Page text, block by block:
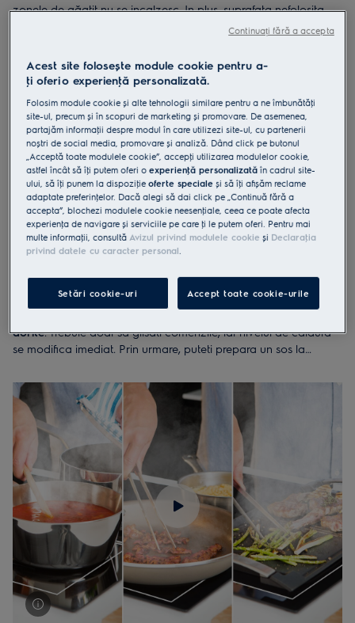
zonele de găatit nu se incalzesc. In plus, suprafata nefolosita
ramane rece, motiv pentru care plitele cu inductie sunt mai
permite acumularea murdariei. Prin urmare, veti dedica mai
putin timp curateniei si mai mult timp savurarii preparatelor.
Caldura potrivita, intr-o clipa
dorite. Trebuie doar sa glisati comenzile, iar nivelul de caldura
se modifica imediat. Prin urmare, puteti prepara un sos la
precis al caldurii inseamna mai putina risipa de energie.
Acest site folosește module cookie pentru a-
ţi oferi o experienţă personalizată.
Folosim module cookie și alte tehnologii similare pentru a ne îmbunătăţi
site-ul, precum și în scopuri de marketing și promovare. De asemenea,
partajăm informaţii despre modul în care utilizezi site-ul, cu partenerii
noștri de social media, promovare și analiză. Dând click pe butonul
„Acceptă toate modulele cookie”, accepţi utilizarea modulelor cookie,
astfel încât să îţi putem oferi oexperienţă personalizată în cadrul site-
ului, să îţi punem la dispoziţieoferte speciale și să îţi afișăm reclame
adaptate preferinţelor. Dacă alegi să dai click pe „Continuă fără a
accepta”, blochezi modulele cookie neesenţiale, ceea ce poate afecta
experienţa de navigare și serviciile pe care ţi le putem oferi. Pentru mai
multe informaţii, consultă Avizul privind modulele cookie și Declaraţia
privind datele cu caracter personal.
Setări cookie-uri Accept toate cookie-urile
Continuați fără a accepta